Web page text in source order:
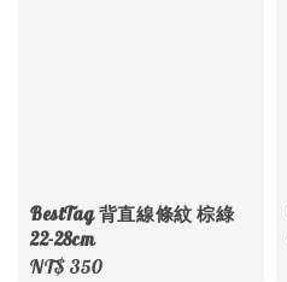
BestTag 背直線條紋 棕綠
22-28cm
Regular
NT$ 350